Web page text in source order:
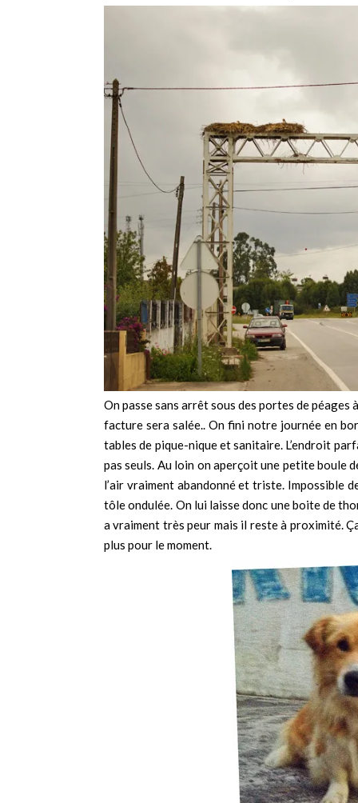
On passe sans arrêt sous des portes de péages
facture sera salée.. On fini notre journée en
tables de pique-nique et sanitaire. L’endroit
pas seuls. Au loin on aperçoit une petite boule
l’air vraiment abandonné et triste. Impossible
tôle ondulée. On lui laisse donc une boite de
a vraiment très peur mais il reste à proximité.
plus pour le moment.